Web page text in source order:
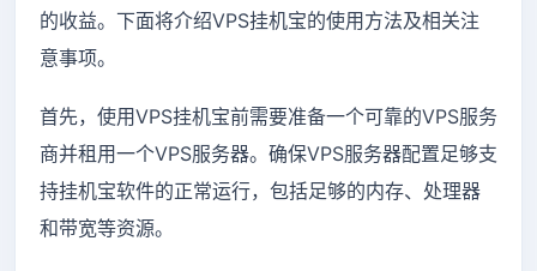
的收益。下面将介绍VPS挂机宝的使用方法及相关注
意事项。
首先，使用VPS挂机宝前需要准备一个可靠的VPS服务
商并租用一个VPS服务器。确保VPS服务器配置足够支
持挂机宝软件的正常运行，包括足够的内存、处理器
和带宽等资源。